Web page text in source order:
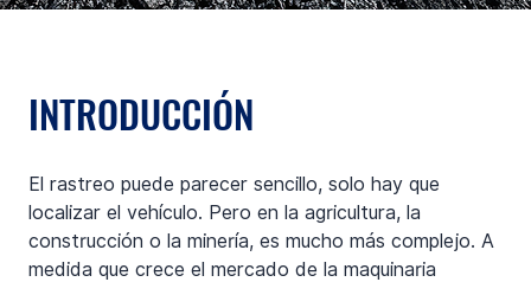
INTRODUCCIÓN
El rastreo puede parecer sencillo, solo hay que
localizar el vehículo. Pero en la agricultura, la
construcción o la minería, es mucho más complejo. A
medida que crece el mercado de la maquinaria